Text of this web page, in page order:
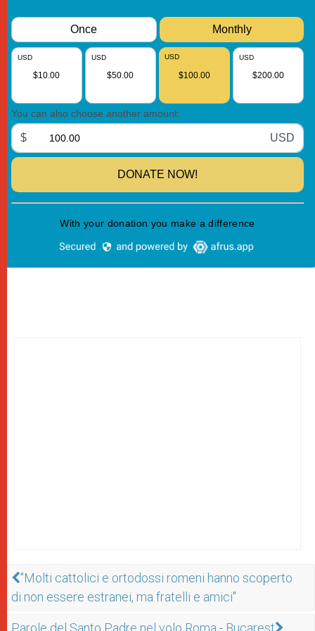
"Molti cattolici e ortodossi romeni hanno scoperto
di non essere estranei, ma fratelli e amici"
Parole del Santo Padre nel volo Roma - Bucarest